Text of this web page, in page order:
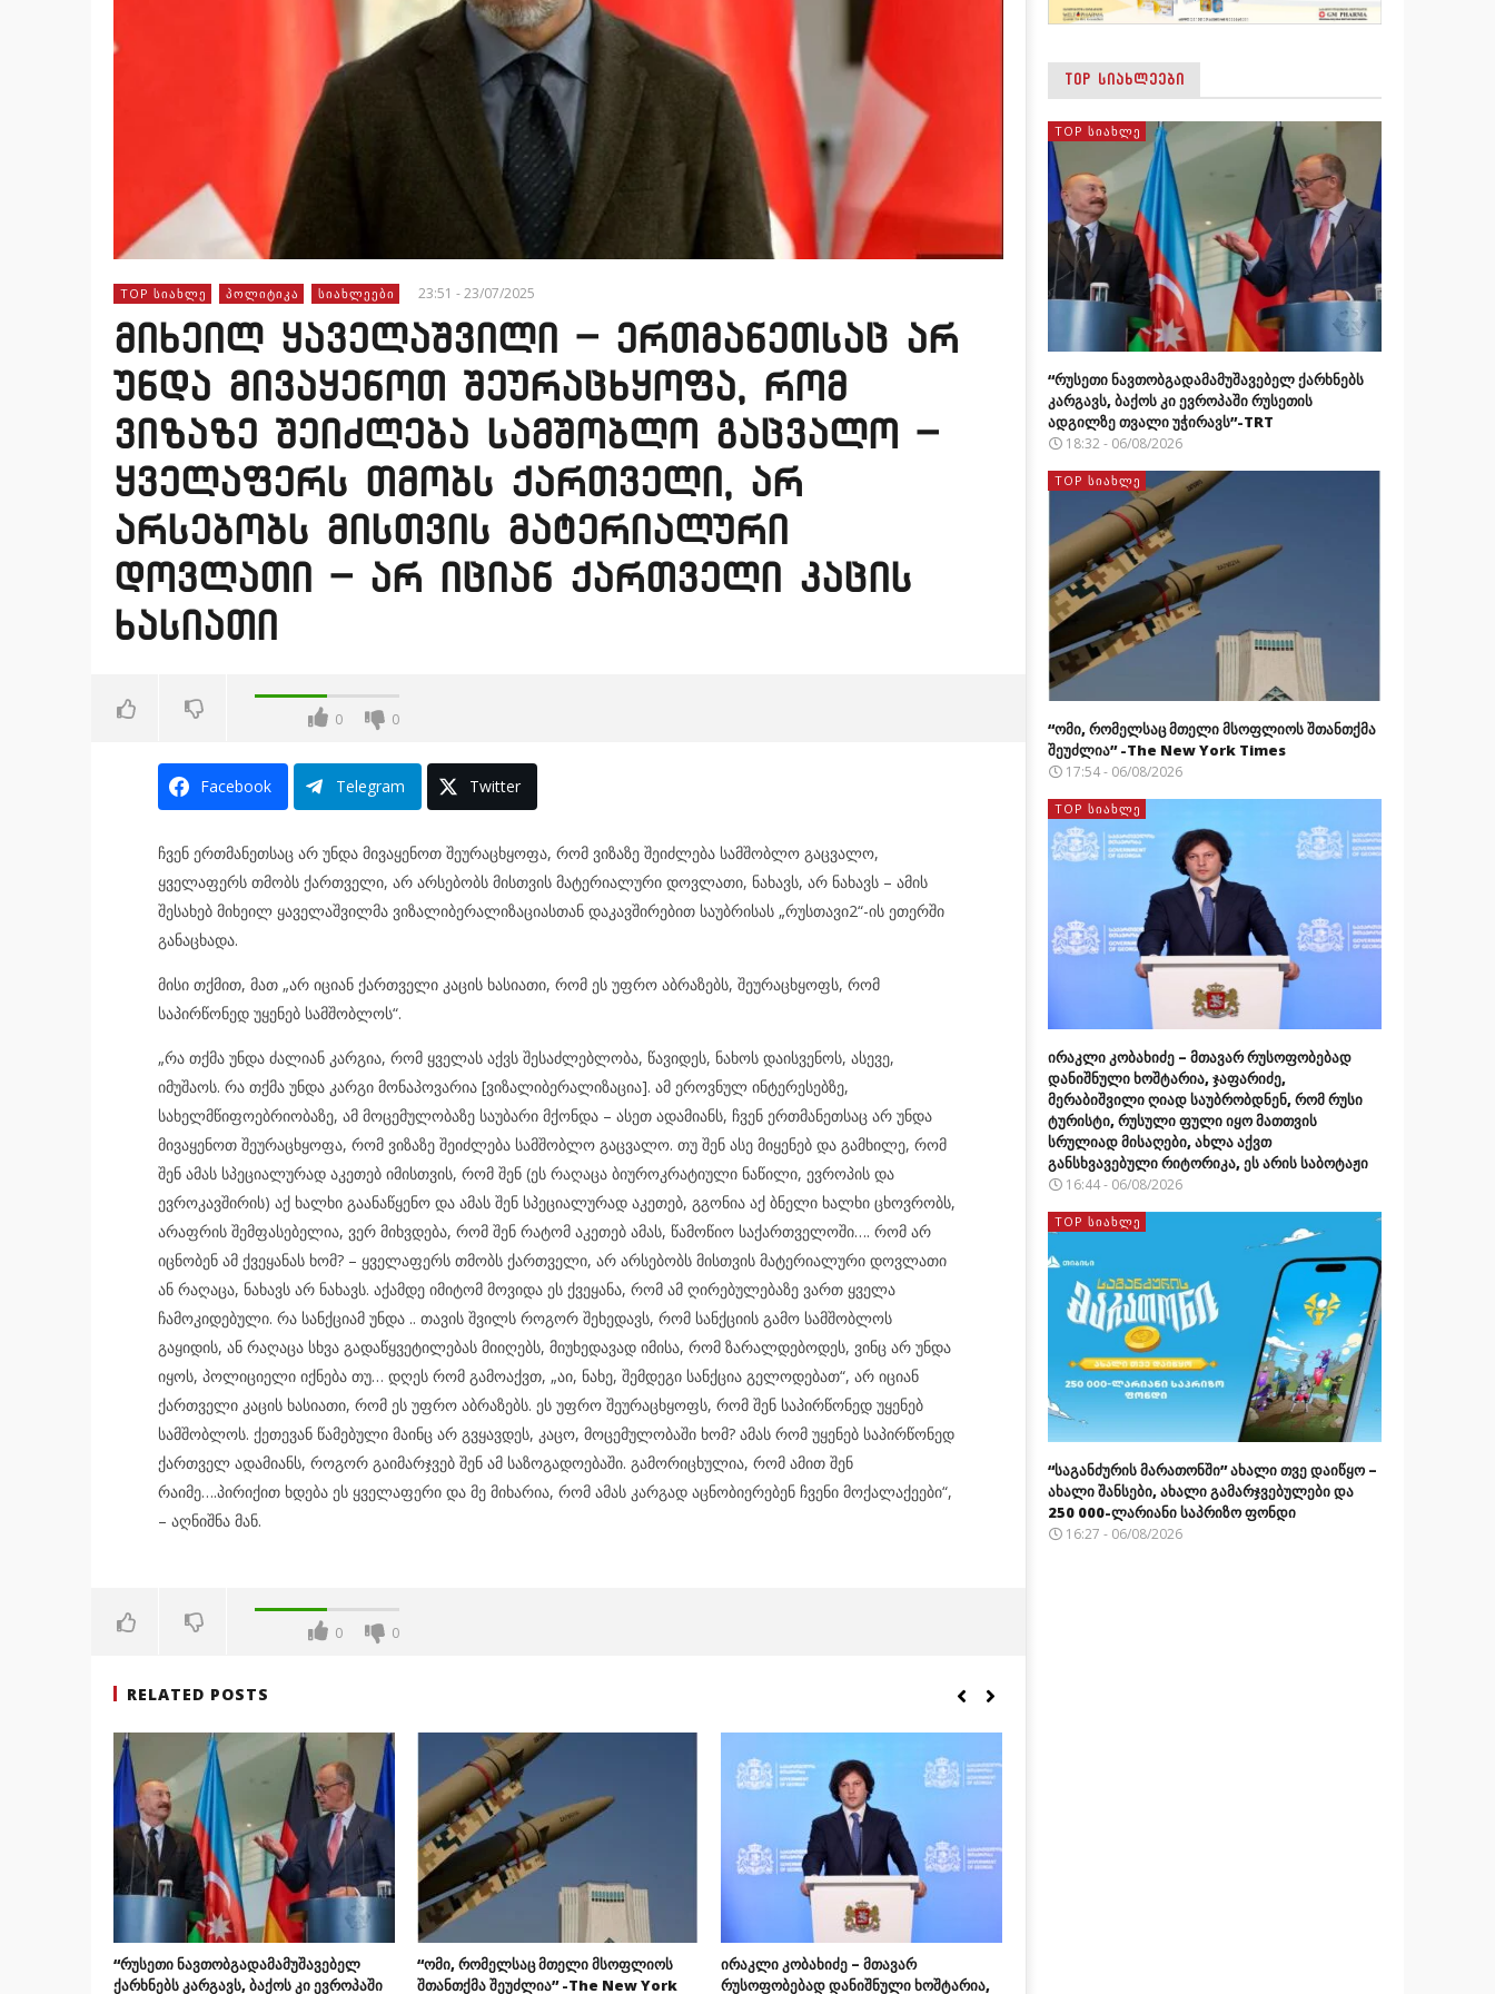
TOP ᲡᲘᲐᲮᲚᲔ ᲞᲝᲚᲘᲢᲘᲙᲐ ᲡᲘᲐᲮᲚᲔᲔᲑᲘ 23:51 - 23/07/2025
მიხეილ ყაველაშვილი – ერთმანეთსაც არ
უნდა მივაყენოთ შეურაცხყოფა, რომ
ვიზაზე შეიძლება სამშობლო გაცვალო –
ყველაფერს თმობს ქართველი, არ
არსებობს მისთვის მატერიალური
დოვლათი – არ იციან ქართველი კაცის
ხასიათი
0 0
Facebook Telegram Twitter
ჩვენ ერთმანეთსაც არ უნდა მივაყენოთ შეურაცხყოფა, რომ ვიზაზე შეიძლება სამშობლო გაცვალო,
ყველაფერს თმობს ქართველი, არ არსებობს მისთვის მატერიალური დოვლათი, ნახავს, არ ნახავს – ამის
შესახებ მიხეილ ყაველაშვილმა ვიზალიბერალიზაციასთან დაკავშირებით საუბრისას „რუსთავი2“-ის ეთერში
განაცხადა.
მისი თქმით, მათ „არ იციან ქართველი კაცის ხასიათი, რომ ეს უფრო აბრაზებს, შეურაცხყოფს, რომ
საპირწონედ უყენებ სამშობლოს“.
„რა თქმა უნდა ძალიან კარგია, რომ ყველას აქვს შესაძლებლობა, წავიდეს, ნახოს დაისვენოს, ასევე,
იმუშაოს. რა თქმა უნდა კარგი მონაპოვარია [ვიზალიბერალიზაცია]. ამ ეროვნულ ინტერესებზე,
სახელმწიფოებრიობაზე, ამ მოცემულობაზე საუბარი მქონდა – ასეთ ადამიანს, ჩვენ ერთმანეთსაც არ უნდა
მივაყენოთ შეურაცხყოფა, რომ ვიზაზე შეიძლება სამშობლო გაცვალო. თუ შენ ასე მიყენებ და გამხილე, რომ
შენ ამას სპეციალურად აკეთებ იმისთვის, რომ შენ (ეს რაღაცა ბიუროკრატიული ნაწილი, ევროპის და
ევროკავშირის) აქ ხალხი გაანაწყენო და ამას შენ სპეციალურად აკეთებ, გგონია აქ ბნელი ხალხი ცხოვრობს,
არაფრის შემფასებელია, ვერ მიხვდება, რომ შენ რატომ აკეთებ ამას, წამოწიო საქართველოში…. რომ არ
იცნობენ ამ ქვეყანას ხომ? – ყველაფერს თმობს ქართველი, არ არსებობს მისთვის მატერიალური დოვლათი
ან რაღაცა, ნახავს არ ნახავს. აქამდე იმიტომ მოვიდა ეს ქვეყანა, რომ ამ ღირებულებაზე ვართ ყველა
ჩამოკიდებული. რა სანქციამ უნდა .. თავის შვილს როგორ შეხედავს, რომ სანქციის გამო სამშობლოს
გაყიდის, ან რაღაცა სხვა გადაწყვეტილებას მიიღებს, მიუხედავად იმისა, რომ ზარალდებოდეს, ვინც არ უნდა
იყოს, პოლიციელი იქნება თუ… დღეს რომ გამოაქვთ, „აი, ნახე, შემდეგი სანქცია გელოდებათ“, არ იციან
ქართველი კაცის ხასიათი, რომ ეს უფრო აბრაზებს. ეს უფრო შეურაცხყოფს, რომ შენ საპირწონედ უყენებ
სამშობლოს. ქეთევან წამებული მაინც არ გვყავდეს, კაცო, მოცემულობაში ხომ? ამას რომ უყენებ საპირწონედ
ქართველ ადამიანს, როგორ გაიმარჯვებ შენ ამ საზოგადოებაში. გამორიცხულია, რომ ამით შენ
რაიმე….პირიქით ხდება ეს ყველაფერი და მე მიხარია, რომ ამას კარგად აცნობიერებენ ჩვენი მოქალაქეები“,
– აღნიშნა მან.
0 0
RELATED POSTS
“რუსეთი ნავთობგადამამუშავებელ
ქარხნებს კარგავს, ბაქოს კი ევროპაში
“ომი, რომელსაც მთელი მსოფლიოს
შთანთქმა შეუძლია” -The New York
ირაკლი კობახიძე – მთავარ
რუსოფობებად დანიშნული ხოშტარია,
TOP ᲡᲘᲐᲮᲚᲔᲔᲑᲘ
TOP ᲡᲘᲐᲮᲚᲔ
“რუსეთი ნავთობგადამამუშავებელ ქარხნებს
კარგავს, ბაქოს კი ევროპაში რუსეთის
ადგილზე თვალი უჭირავს”-TRT
18:32 - 06/08/2026
TOP ᲡᲘᲐᲮᲚᲔ
“ომი, რომელსაც მთელი მსოფლიოს შთანთქმა
შეუძლია” -The New York Times
17:54 - 06/08/2026
TOP ᲡᲘᲐᲮᲚᲔ
ირაკლი კობახიძე – მთავარ რუსოფობებად
დანიშნული ხოშტარია, ჯაფარიძე,
მერაბიშვილი ღიად საუბრობდნენ, რომ რუსი
ტურისტი, რუსული ფული იყო მათთვის
სრულიად მისაღები, ახლა აქვთ
განსხვავებული რიტორიკა, ეს არის საბოტაჟი
16:44 - 06/08/2026
TOP ᲡᲘᲐᲮᲚᲔ
“საგანძურის მარათონში” ახალი თვე დაიწყო –
ახალი შანსები, ახალი გამარჯვებულები და
250 000-ლარიანი საპრიზო ფონდი
16:27 - 06/08/2026